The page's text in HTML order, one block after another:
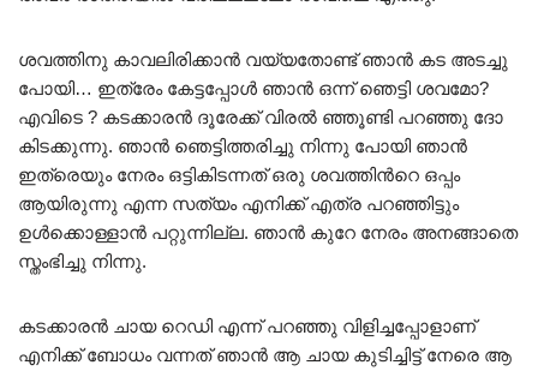
ശവത്തിനു കാവലിരിക്കാന്‍ വയ്യതോണ്ട് ഞാന്‍ കട അടച്ചു
പോയി… ഇത്രേം കേട്ടപ്പോള്‍ ഞാന്‍ ഒന്ന് ഞെട്ടി ശവമോ?
എവിടെ ? കടക്കാരന്‍ ദൂരേക്ക് വിരല്‍ ഞ്ഞൂണ്ടി പറഞ്ഞു ദോ
കിടക്കുന്നു. ഞാന്‍ ഞെട്ടിത്തരിച്ചു നിന്നു പോയി ഞാന്‍
ഇത്രെയും നേരം ഒട്ടികിടന്നത് ഒരു ശവത്തിന്‍റെ ഒപ്പം
ആയിരുന്നു എന്ന സത്യം എനിക്ക് എത്ര പറഞ്ഞിട്ടും
ഉള്‍ക്കൊള്ളാന്‍ പറ്റുന്നില്ല. ഞാന്‍ കുറേ നേരം അനങ്ങാതെ
സ്തംഭിച്ചു നിന്നു.
കടക്കാരന്‍ ചായ റെഡി എന്ന് പറഞ്ഞു വിളിച്ചപ്പോളാണ്‌
എനിക്ക് ബോധം വന്നത് ഞാന്‍ ആ ചായ കുടിച്ചിട്ട് നേരെ ആ